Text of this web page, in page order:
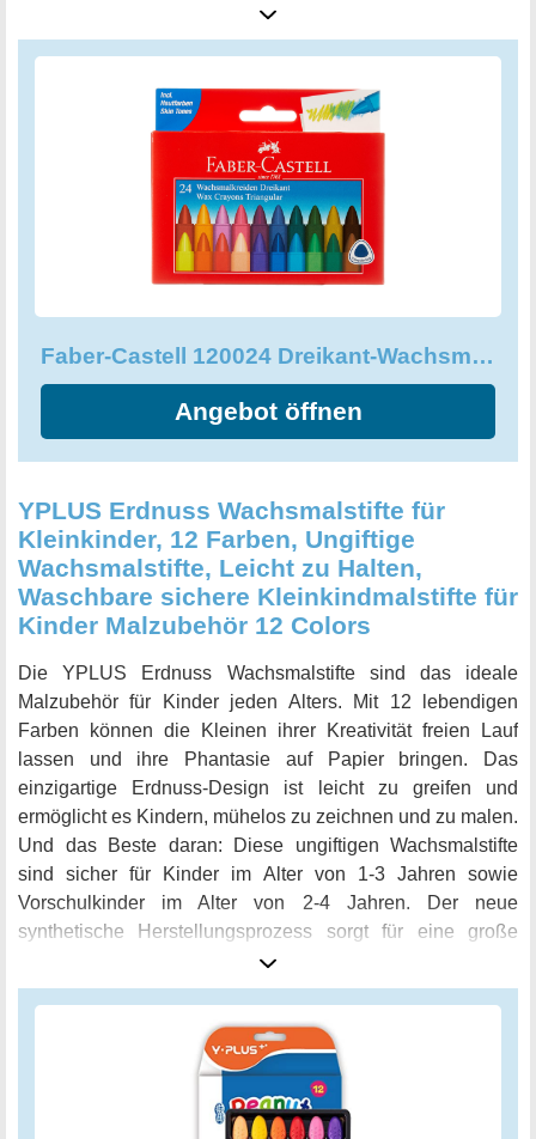
Freien und bei Fußboden- und Möbelprojekten. Diese
Kreiden sind auch ideal für eine Vielzahl von Mixtechniken
aufgetragen werden. Mit dem Kartonetui bleiben Ihre
Wachsmalkreiden in der bestmöglichen Form, da sie
bequem aufbewahrt und transportiert werden können.
Machen Sie Ihre Einkaufsliste jetzt um ein Faber-Castell
120024 Dreikant-Wachsmalkreidesetzt ergänzen und
steigern Sie die Kreativität Ihrer Schulkinder.
Faber-Castell 120024 Dreikant-Wachsmalkreide, 24er Etui
Angebot öffnen
YPLUS Erdnuss Wachsmalstifte für
Kleinkinder, 12 Farben, Ungiftige
Wachsmalstifte, Leicht zu Halten,
Waschbare sichere Kleinkindmalstifte für
Kinder Malzubehör 12 Colors
Die YPLUS Erdnuss Wachsmalstifte sind das ideale
Malzubehör für Kinder jeden Alters. Mit 12 lebendigen
Farben können die Kleinen ihrer Kreativität freien Lauf
lassen und ihre Phantasie auf Papier bringen. Das
einzigartige Erdnuss-Design ist leicht zu greifen und
ermöglicht es Kindern, mühelos zu zeichnen und zu malen.
Und das Beste daran: Diese ungiftigen Wachsmalstifte
sind sicher für Kinder im Alter von 1-3 Jahren sowie
Vorschulkinder im Alter von 2-4 Jahren. Der neue
synthetische Herstellungsprozess sorgt für eine große
Haltbarkeit, so dass die Stifte nicht leicht brechen oder
abfallen. Zusammen mit dem klebrigen Malrollenpapier
genießen. Das Papier kann außerdem in Aufkleber
geschnitten werden, was das Zeichnen noch aufregender
macht. Diese Wachsmalstifte eignen sich auch
hervorragend als Bausteine zur Entwicklung von